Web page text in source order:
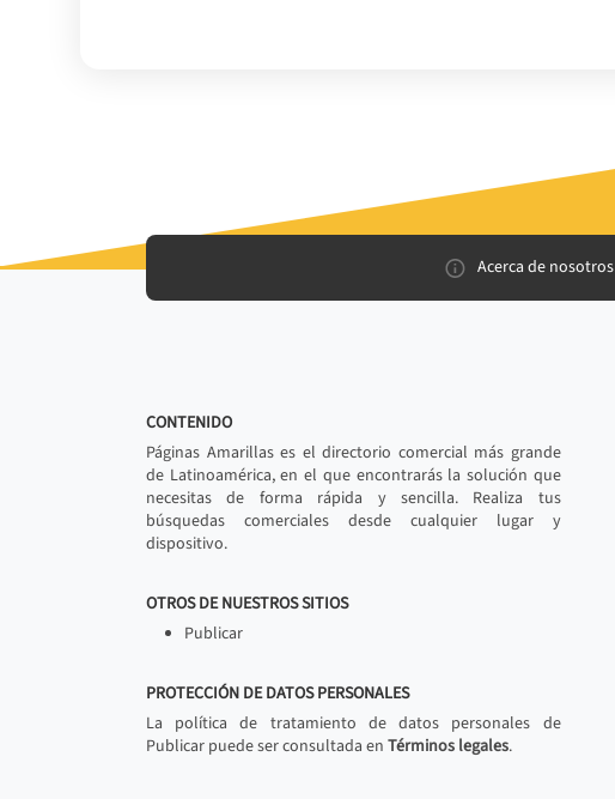
Acerca de nosotros
CONTENIDO
Páginas Amarillas es el directorio comercial más grande
de Latinoamérica, en el que encontrarás la solución que
necesitas de forma rápida y sencilla. Realiza tus
búsquedas comerciales desde cualquier lugar y
dispositivo.
OTROS DE NUESTROS SITIOS
Publicar
PROTECCIÓN DE DATOS PERSONALES
La política de tratamiento de datos personales de
Publicar puede ser consultada en Términos legales.